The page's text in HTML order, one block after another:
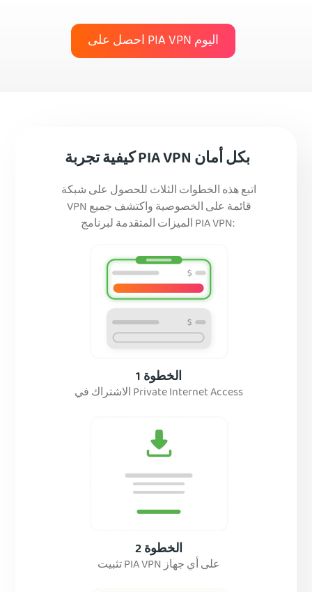
احصل على PIA VPN اليوم
اتبع هذه الخطوات الثلاث للحصول على شبكة
VPN قائمة على الخصوصية واكتشف جميع
الميزات المتقدمة لبرنامج PIA VPN:
الخطوة 1
الاشتراك في Private Internet Access
الخطوة 2
تثبيت PIA VPN على أي جهاز